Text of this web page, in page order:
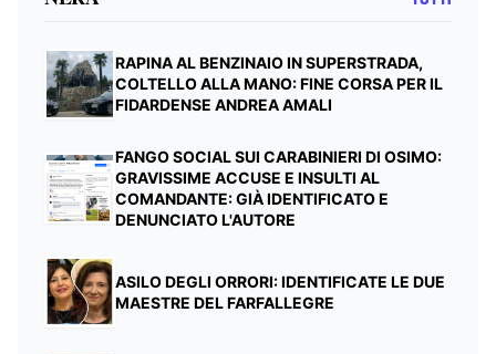
RAPINA AL BENZINAIO IN SUPERSTRADA,
COLTELLO ALLA MANO: FINE CORSA PER IL
FIDARDENSE ANDREA AMALI
FANGO SOCIAL SUI CARABINIERI DI OSIMO:
GRAVISSIME ACCUSE E INSULTI AL
COMANDANTE: GIÀ IDENTIFICATO E
DENUNCIATO L'AUTORE
ASILO DEGLI ORRORI: IDENTIFICATE LE DUE
MAESTRE DEL FARFALLEGRE